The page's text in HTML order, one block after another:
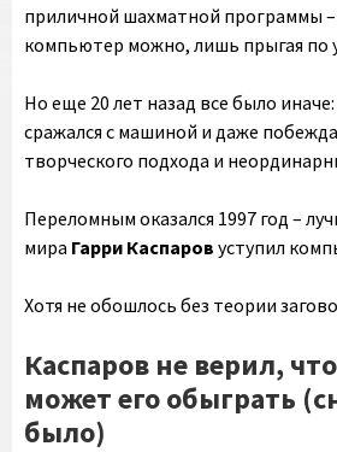
приличной шахматной программы
компьютер можно, лишь прыгая по
Но еще 20 лет назад все было
сражался с машиной и даже
творческого подхода и
Переломным оказался 1997 год –
мира Гарри Каспаров уступил
Хотя не обошлось без теории
Каспаров не верил,
может его обыграть
было)